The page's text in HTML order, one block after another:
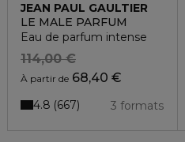
JEAN PAUL GAULTIER
LE MALE PARFUM
Eau de parfum intense
À partir de 68,40 €
114,00 €
3 formats
4.8 667